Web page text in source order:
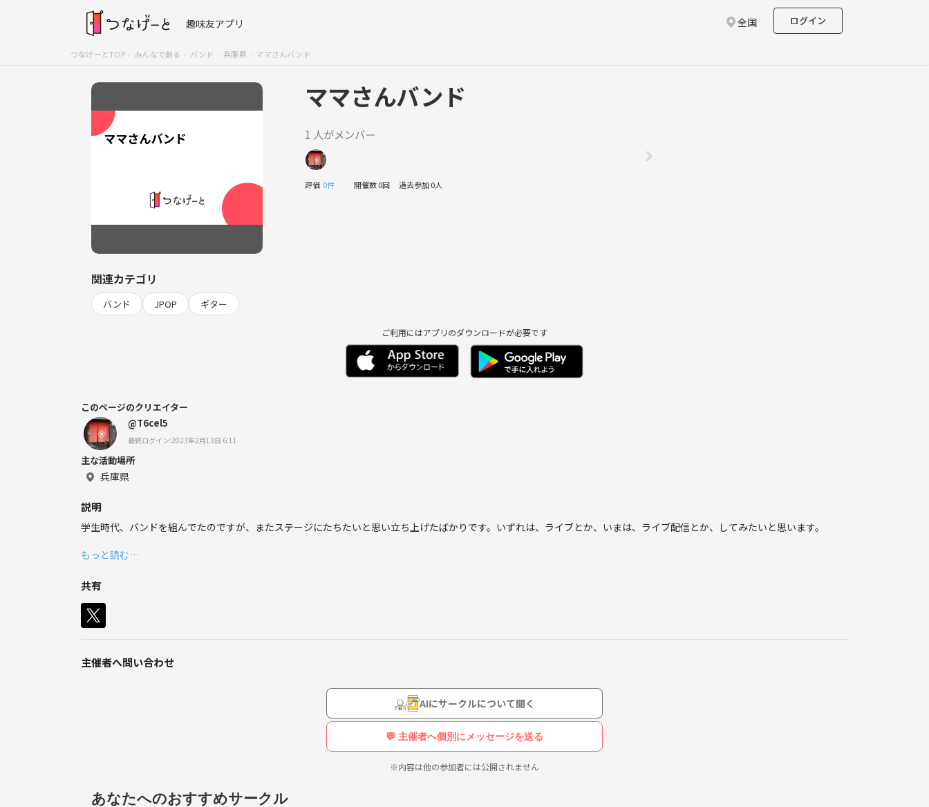
趣味友アプリ 全国 ログイン
つなげーとTOP みんなで創る バンド 兵庫県 ママさんバンド
ママさんバンド
1 人がメンバー
評価 0件 開催数 0回 過去参加 0人
関連カテゴリ
バンド JPOP ギター
ご利用にはアプリのダウンロードが必要です
このページのクリエイター
@T6cel5
最終ログイン:2023年2月13日 6:11
主な活動場所
兵庫県
説明
学生時代、バンドを組んでたのですが、またステージにたちたいと思い立ち上げたばかりです。いずれは、ライブとか、いまは、ライブ配信とか、してみたいと思います。
もっと読む…
共有
主催者へ問い合わせ
AIにサークルについて聞く
💬 主催者へ個別にメッセージを送る
※内容は他の参加者には公開されません
あなたへのおすすめサークル